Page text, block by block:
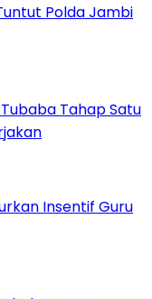
Polda Jambi
Tahap Satu
Insentif Guru